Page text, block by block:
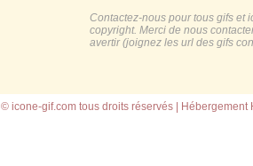
Contactez-nous pour tous gifs et
copyright. Merci de nous
avertir (joignez les url des gifs
© icone-gif.com tous droits réservés | Hébergement